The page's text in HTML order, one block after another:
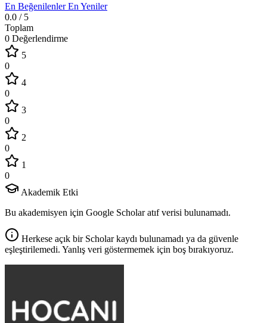
En BeğenilenlerEn Yeniler
0.0 / 5
Toplam
0 Değerlendirme
5
0
4
0
3
0
2
0
1
0
Akademik Etki
Bu akademisyen için Google Scholar atıf verisi bulunamadı.
Herkese açık bir Scholar kaydı bulunamadı ya da güvenle
eşleştirilemedi. Yanlış veri göstermemek için boş bırakıyoruz.